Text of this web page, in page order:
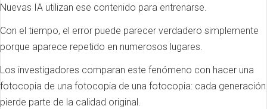
Nuevas IA utilizan ese contenido para entrenarse.
Con el tiempo, el error puede parecer verdadero simplemente
porque aparece repetido en numerosos lugares.
Los investigadores comparan este fenómeno con hacer una
fotocopia de una fotocopia de una fotocopia: cada generación
pierde parte de la calidad original.